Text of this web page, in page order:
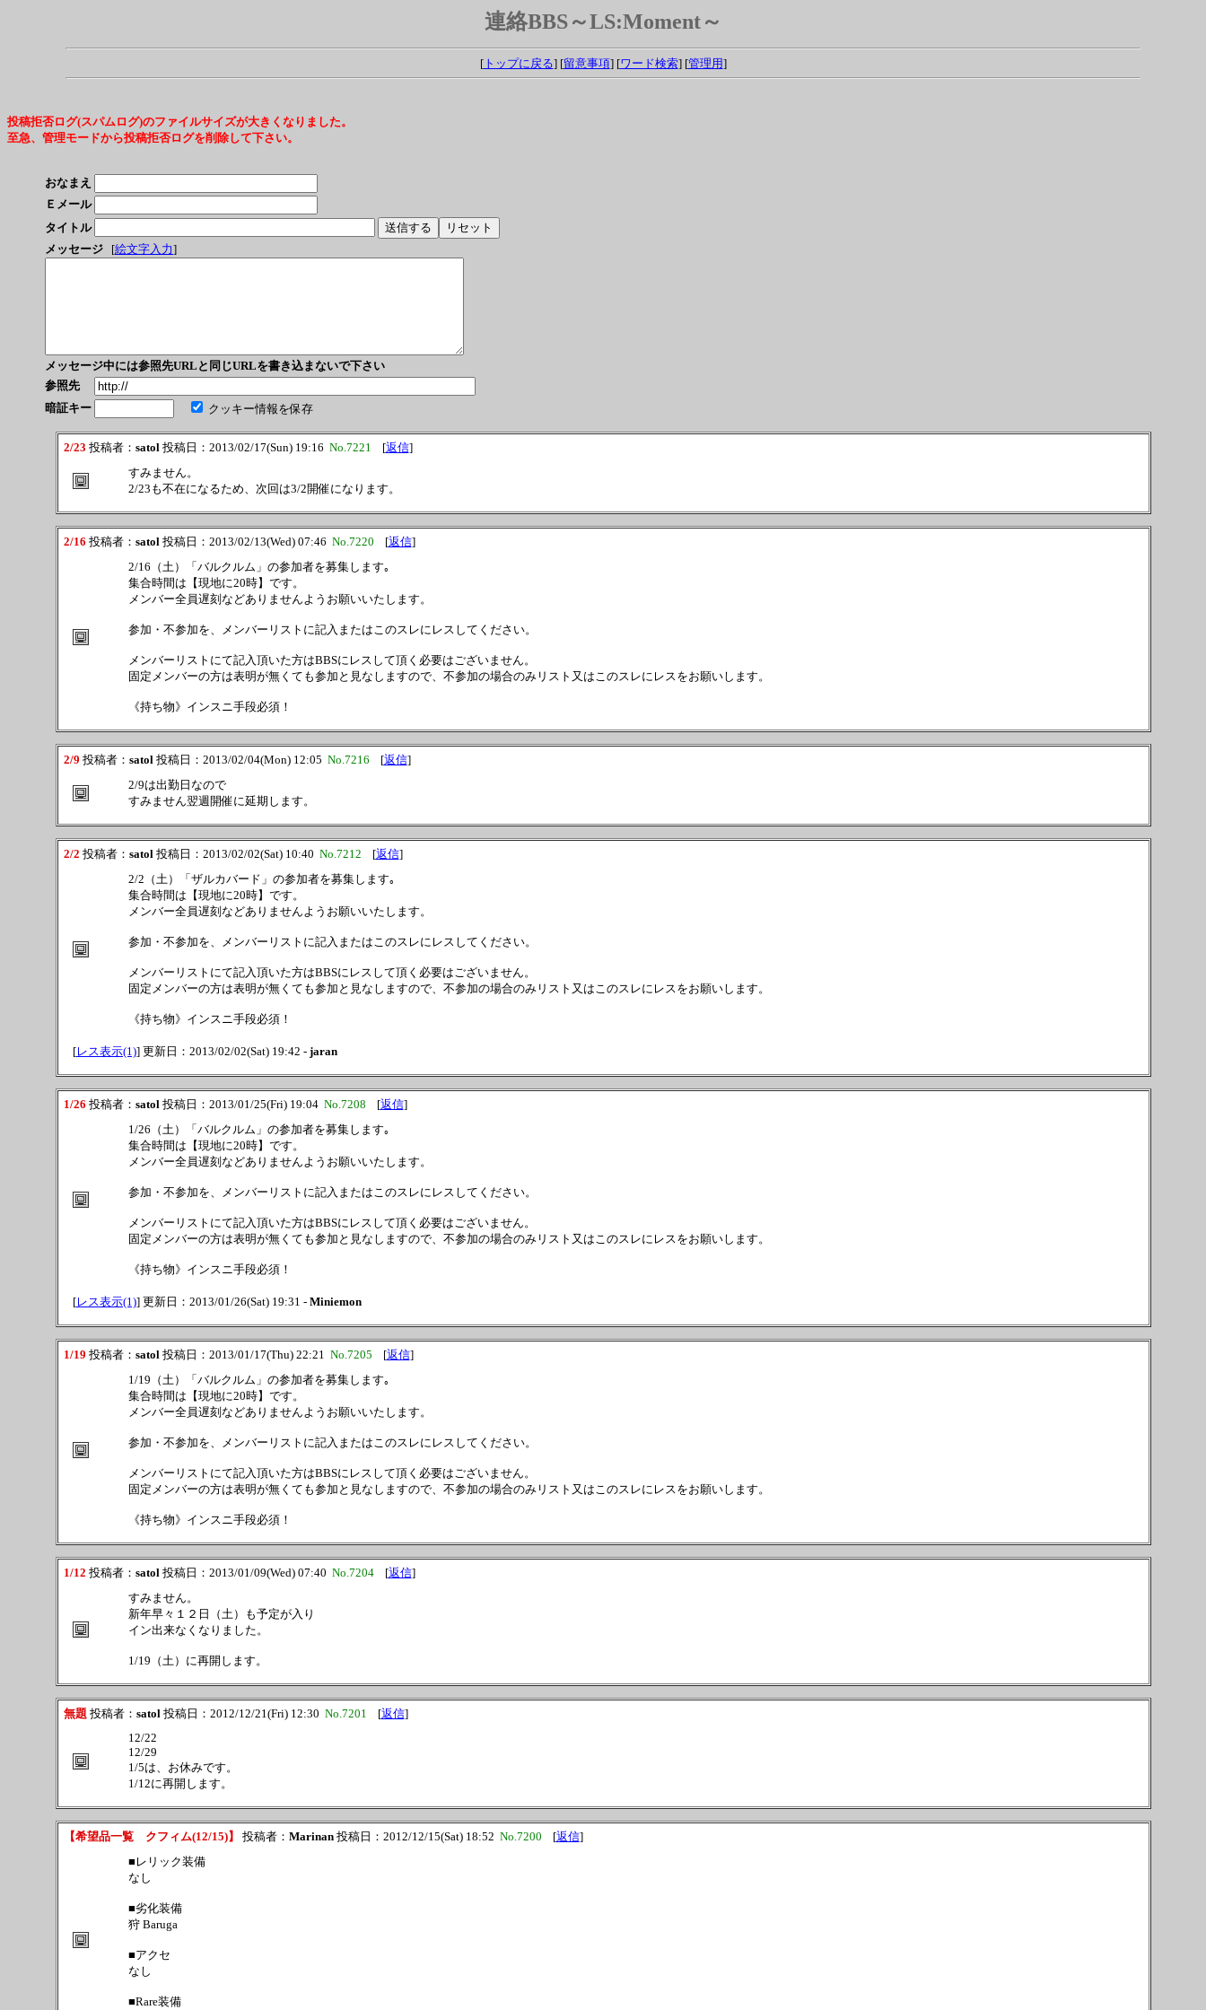
連絡BBS～LS:Moment～
[トップに戻る] [留意事項] [ワード検索] [管理用]
投稿拒否ログ(スパムログ)のファイルサイズが大きくなりました。
至急、管理モードから投稿拒否ログを削除して下さい。
おなまえ
Ｅメール
タイトル
メッセージ
[絵文字入力]
メッセージ中には参照先URLと同じURLを書き込まないで下さい
参照先
暗証キー
クッキー情報を保存
2/23 投稿者： satol 投稿日：2013/02/17(Sun) 19:16 No.7221 [返信]
すみません。
2/23も不在になるため、次回は3/2開催になります。
2/16 投稿者： satol 投稿日：2013/02/13(Wed) 07:46 No.7220 [返信]
2/16（土）「バルクルム」の参加者を募集します｡
集合時間は【現地に20時】です。
メンバー全員遅刻などありませんようお願いいたします。
参加・不参加を、メンバーリストに記入またはこのスレにレスしてください。
メンバーリストにて記入頂いた方はBBSにレスして頂く必要はございません。
固定メンバーの方は表明が無くても参加と見なしますので、不参加の場合のみリスト又はこのスレにレスをお願いします。
《持ち物》インスニ手段必須！
2/9 投稿者： satol 投稿日：2013/02/04(Mon) 12:05 No.7216 [返信]
2/9は出勤日なので
すみません翌週開催に延期します。
2/2 投稿者： satol 投稿日：2013/02/02(Sat) 10:40 No.7212 [返信]
2/2（土）「ザルカバード」の参加者を募集します｡
集合時間は【現地に20時】です。
メンバー全員遅刻などありませんようお願いいたします。
参加・不参加を、メンバーリストに記入またはこのスレにレスしてください。
メンバーリストにて記入頂いた方はBBSにレスして頂く必要はございません。
固定メンバーの方は表明が無くても参加と見なしますので、不参加の場合のみリスト又はこのスレにレスをお願いします。
《持ち物》インスニ手段必須！
[レス表示(1)] 更新日：2013/02/02(Sat) 19:42 - jaran
1/26 投稿者： satol 投稿日：2013/01/25(Fri) 19:04 No.7208 [返信]
1/26（土）「バルクルム」の参加者を募集します｡
集合時間は【現地に20時】です。
メンバー全員遅刻などありませんようお願いいたします。
参加・不参加を、メンバーリストに記入またはこのスレにレスしてください。
メンバーリストにて記入頂いた方はBBSにレスして頂く必要はございません。
固定メンバーの方は表明が無くても参加と見なしますので、不参加の場合のみリスト又はこのスレにレスをお願いします。
《持ち物》インスニ手段必須！
[レス表示(1)] 更新日：2013/01/26(Sat) 19:31 - Miniemon
1/19 投稿者： satol 投稿日：2013/01/17(Thu) 22:21 No.7205 [返信]
1/19（土）「バルクルム」の参加者を募集します｡
集合時間は【現地に20時】です。
メンバー全員遅刻などありませんようお願いいたします。
参加・不参加を、メンバーリストに記入またはこのスレにレスしてください。
メンバーリストにて記入頂いた方はBBSにレスして頂く必要はございません。
固定メンバーの方は表明が無くても参加と見なしますので、不参加の場合のみリスト又はこのスレにレスをお願いします。
《持ち物》インスニ手段必須！
1/12 投稿者： satol 投稿日：2013/01/09(Wed) 07:40 No.7204[返信]
すみません。
新年早々１２日（土）も予定が入り
イン出来なくなりました。
1/19（土）に再開します。
無題 投稿者： satol 投稿日：2012/12/21(Fri) 12:30 No.7201 [返信]
12/22
12/29
1/5は、お休みです。
1/12に再開します。
【希望品一覧 クフィム(12/15)】 投稿者： Marinan投稿日：2012/12/15(Sat) 18:52 No.7200 [返信]
■レリック装備
なし
■劣化装備
狩 Baruga
■アクセ
なし
■Rare装備